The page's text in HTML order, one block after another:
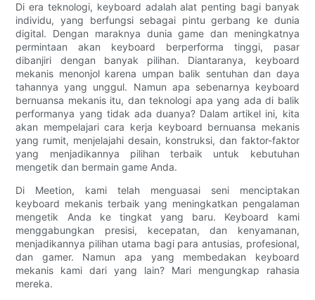
Di era teknologi, keyboard adalah alat penting bagi banyak
individu, yang berfungsi sebagai pintu gerbang ke dunia
digital. Dengan maraknya dunia game dan meningkatnya
permintaan akan keyboard berperforma tinggi, pasar
dibanjiri dengan banyak pilihan. Diantaranya, keyboard
mekanis menonjol karena umpan balik sentuhan dan daya
tahannya yang unggul. Namun apa sebenarnya keyboard
bernuansa mekanis itu, dan teknologi apa yang ada di balik
performanya yang tidak ada duanya? Dalam artikel ini, kita
akan mempelajari cara kerja keyboard bernuansa mekanis
yang rumit, menjelajahi desain, konstruksi, dan faktor-faktor
yang menjadikannya pilihan terbaik untuk kebutuhan
mengetik dan bermain game Anda.
Di Meetion, kami telah menguasai seni menciptakan
keyboard mekanis terbaik yang meningkatkan pengalaman
mengetik Anda ke tingkat yang baru. Keyboard kami
menggabungkan presisi, kecepatan, dan kenyamanan,
menjadikannya pilihan utama bagi para antusias, profesional,
dan gamer. Namun apa yang membedakan keyboard
mekanis kami dari yang lain? Mari mengungkap rahasia
mereka.